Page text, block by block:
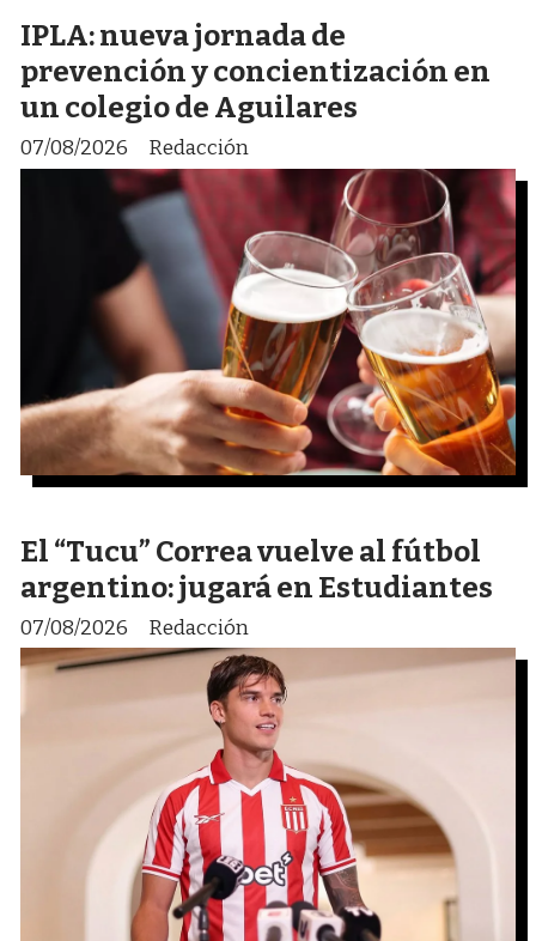
IPLA: nueva jornada de
prevención y concientización en
un colegio de Aguilares
Redacción
07/08/2026
El “Tucu” Correa vuelve al fútbol
argentino: jugará en Estudiantes
Redacción
07/08/2026